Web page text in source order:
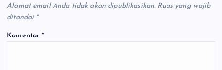
Alamat email Anda tidak akan dipublikasikan. Ruas yang wajib
ditandai *
Komentar*